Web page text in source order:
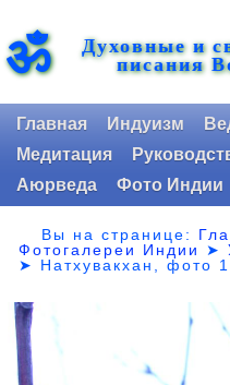
ॐ Духовные и
писания
Главная Индуизм
Медитация
Аюрведа
Фото Индии
Вы на странице:
Фотогалереи Индии
➤
➤ Натхувакхан, фото